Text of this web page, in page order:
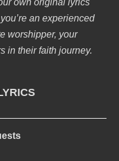
own original lyrics
an experienced
worshipper, your
in their faith journey.